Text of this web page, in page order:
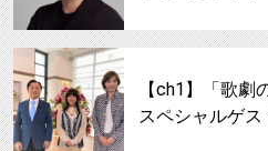
サムネイル
【ch1】「歌劇
スペシャルゲス